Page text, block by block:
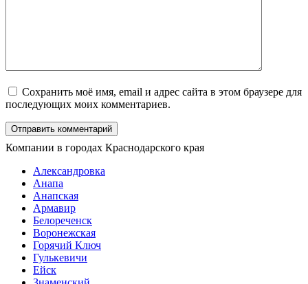
Сохранить моё имя, email и адрес сайта в этом браузере для
последующих моих комментариев.
Компании в городах Краснодарского края
Александровка
Анапа
Анапская
Армавир
Белореченск
Воронежская
Горячий Ключ
Гулькевичи
Ейск